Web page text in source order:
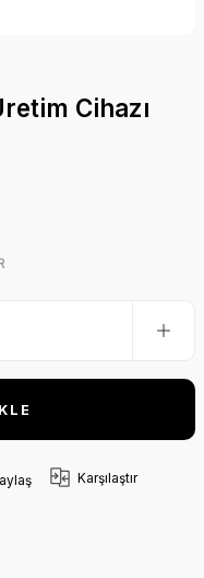
Cihazı
Karşılaştır